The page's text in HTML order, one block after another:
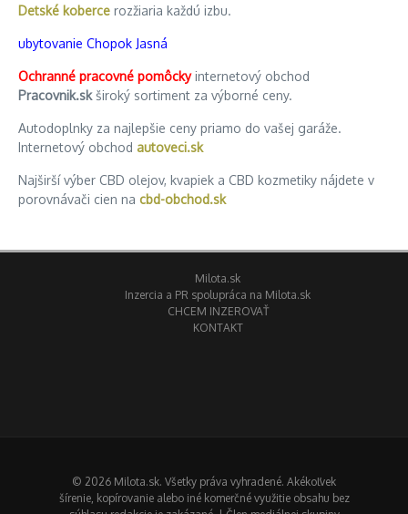
Detské koberce rozžiaria každú izbu.
ubytovanie Chopok Jasná
Ochranné pracovné pomôckyinternetový obchod
Pracovnik.skširoký sortiment za výborné ceny.
Autodoplnky za najlepšie ceny priamo do vašej garáže.
Internetový obchod autoveci.sk
Najširší výber CBD olejov, kvapiek a CBD kozmetiky nájdete v
porovnávači cien na cbd-obchod.sk
Milota.sk
Inzercia a PR spolupráca na Milota.sk
CHCEM INZEROVAŤ
KONTAKT
© 2026 Milota.sk. Všetky práva vyhradené. Akékoľvek
šírenie, kopírovanie alebo iné komerčné využitie obsahu bez